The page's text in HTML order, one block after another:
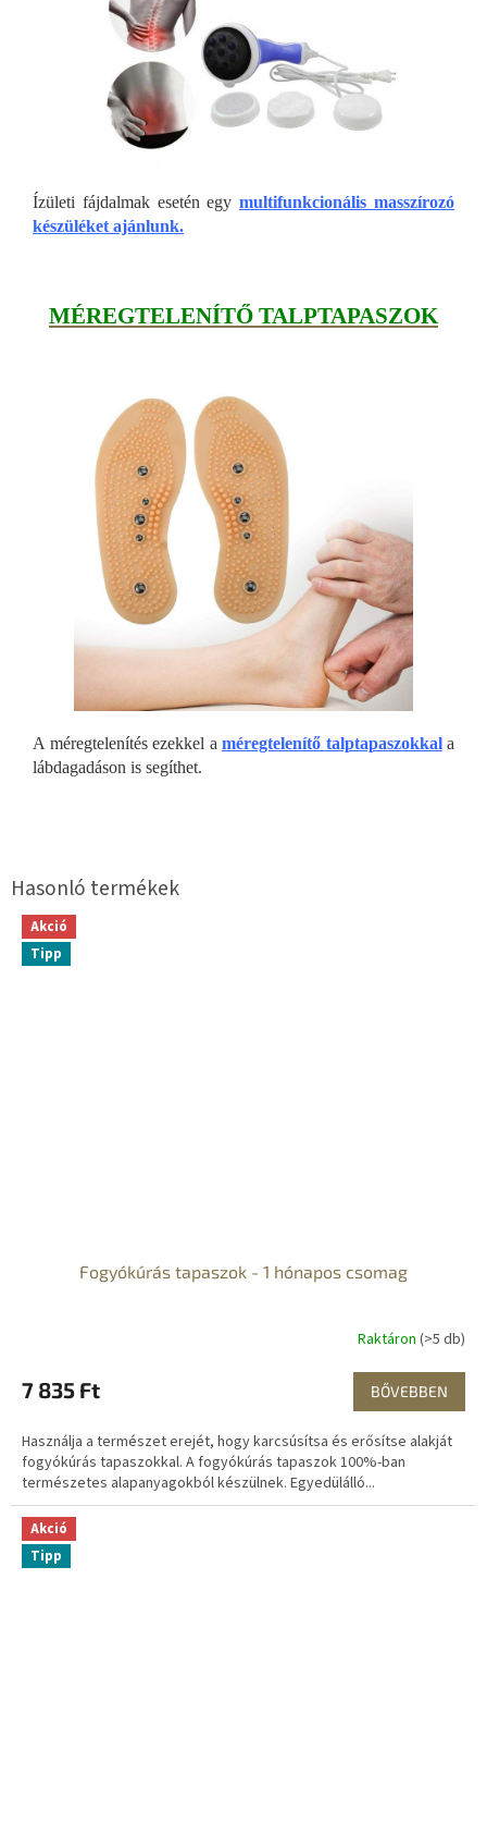
Ízületi fájdalmak esetén egymultifunkcionális masszírozó
készüléket ajánlunk.
MÉREGTELENÍTŐ TALPTAPASZOK
A méregtelenítés ezekkel a méregtelenítő talptapaszokkala
lábdagadáson is segíthet.
Akció
Tipp
Fogyókúrás tapaszok - 1 hónapos csomag
Raktáron (>5 db)
7 835 Ft BŐVEBBEN
Használja a természet erejét, hogy karcsúsítsa és erősítse alakját
fogyókúrás tapaszokkal. A fogyókúrás tapaszok 100%-ban
természetes alapanyagokból készülnek. Egyedülálló...
Akció
Tipp